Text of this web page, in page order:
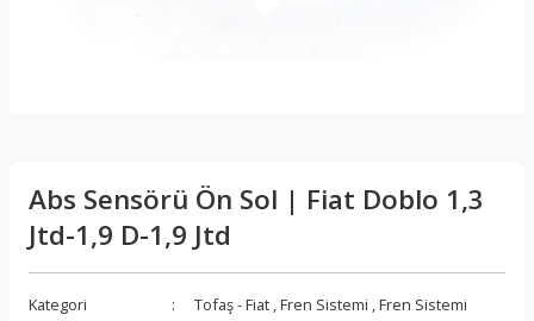
Abs Sensörü Ön Sol | Fiat Doblo 1,3
Jtd-1,9 D-1,9 Jtd
Kategori Tofaş - Fiat ,Fren Sistemi ,Fren Sistemi